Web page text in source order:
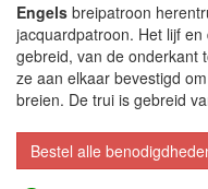
Engels breipatroon
jacquardpatroon. Het lijf
gebreid, van de onderkant
ze aan elkaar bevestigd
breien. De trui is gebreid
Bestel alle